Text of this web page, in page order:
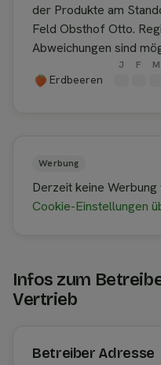
der Produkte am
Feld Obsthof Otto.
Abweichungen sind
J F M
Erdbeeren
Werbung
Derzeit keine Werbung
Cookie-Einstellungen
Infos zum
Vertrieb
Betreiber Adresse